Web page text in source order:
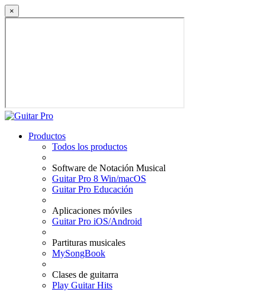
×
Productos
Todos los productos
Software de Notación Musical
Guitar Pro 8 Win/macOS
Guitar Pro Educación
Aplicaciones móviles
Guitar Pro iOS/Android
Partituras musicales
MySongBook
Clases de guitarra
Play Guitar Hits